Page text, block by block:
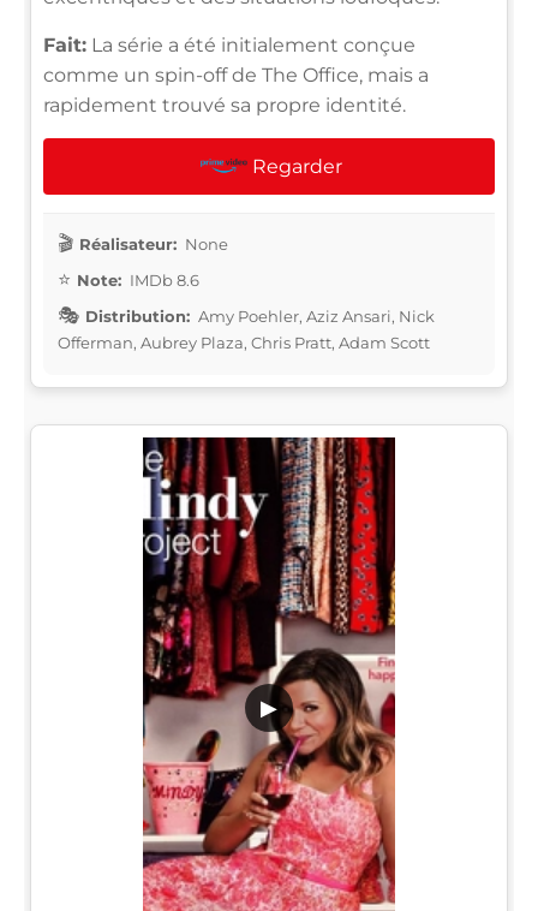
Fait: La série a été initialement conçue
comme un spin-off de The Office, mais a
rapidement trouvé sa propre identité.
Regarder
Réalisateur: None
Note: IMDb 8.6
Distribution: Amy Poehler, Aziz Ansari, Nick
Offerman, Aubrey Plaza, Chris Pratt, Adam Scott
▶